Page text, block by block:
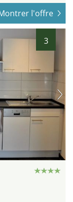
l'offre
3